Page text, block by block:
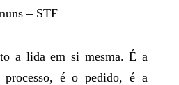
– STF
a lida em si mesma. É a
processo, é o pedido, é a